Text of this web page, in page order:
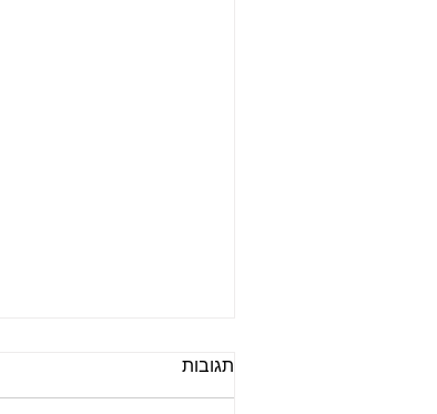
תגובות